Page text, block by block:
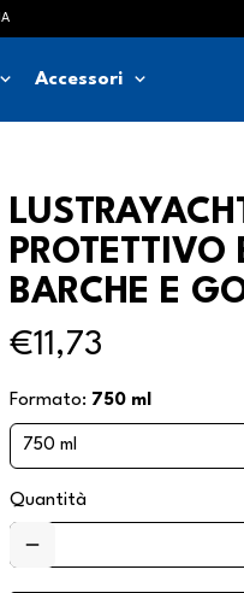
keyboard_arrow_down Accessori keyboard_arrow_down
PROTETTIVO
BARCHE E
€11,73
Formato: 750 ml
Quantità
remove